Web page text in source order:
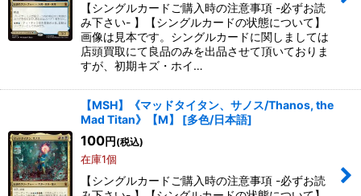
【シングルカードご購入時の注意事項 -必ずお読
み下さい- 】【シングルカードの状態について】
画像は見本です。シングルカードに関しましては
店頭買取にて良品のみを出品させて頂いておりま
すが、初期キズ・ホイ…
【MSH】《マッドタイタン、サノス/Thanos, the
Mad Titan》【M】
[多色/日本語]
100円 (税込)
在庫1個
【シングルカードご購入時の注意事項 -必ずお読